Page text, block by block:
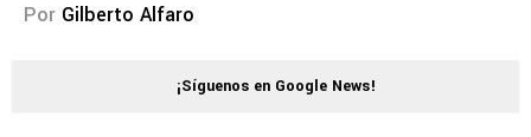
Por Gilberto Alfaro
¡Síguenos en Google News!